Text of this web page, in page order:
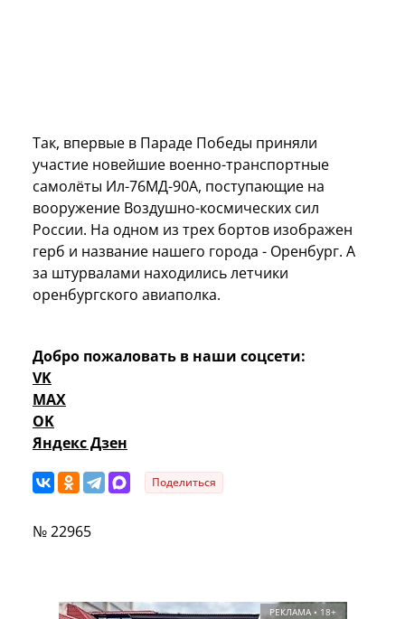
Так, впервые в Параде Победы приняли
участие новейшие военно-транспортные
самолёты Ил-76МД-90А, поступающие на
вооружение Воздушно-космических сил
России. На одном из трех бортов изображен
герб и название нашего города - Оренбург. А
за штурвалами находились летчики
оренбургского авиаполка.
Добро пожаловать в наши соцсети:
VK
MAX
OK
Яндекс Дзен
Поделиться
№ 22965
РЕКЛАМА • 18+